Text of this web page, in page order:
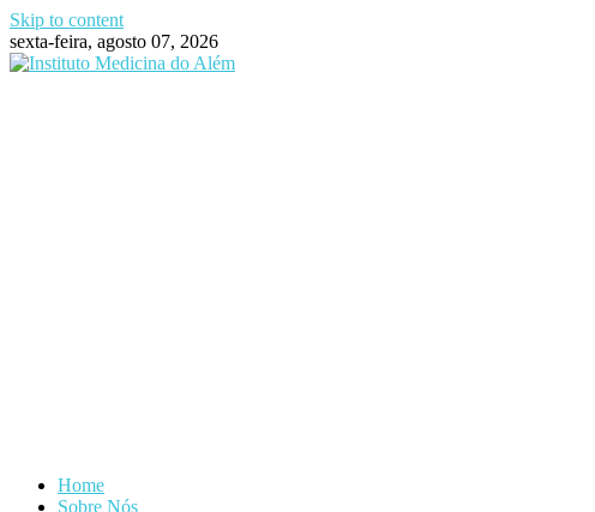
Skip to content
sexta-feira, agosto 07, 2026
Home
Sobre Nós